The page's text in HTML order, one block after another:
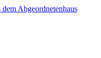
Abgeordnetenhaus